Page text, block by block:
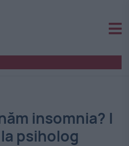
insomnia? |
psiholog